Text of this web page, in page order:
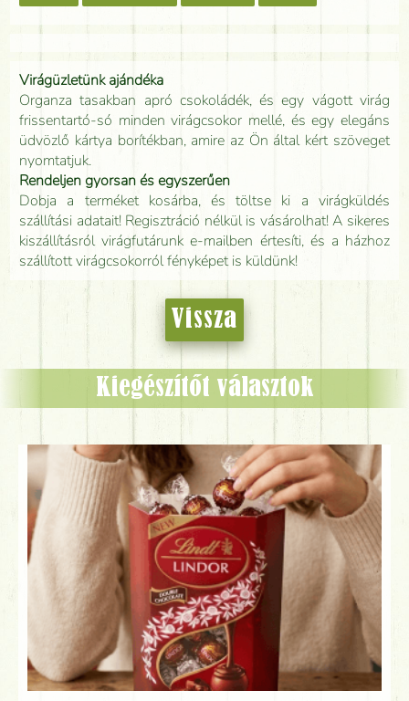
Virágüzletünk ajándéka
Organza tasakban apró csokoládék, és egy vágott virág
frissentartó-só minden virágcsokor mellé, és egy elegáns
üdvözlő kártya borítékban, amire az Ön által kért szöveget
nyomtatjuk.
Rendeljen gyorsan és egyszerűen
Dobja a terméket kosárba, és töltse ki a virágküldés
szállítási adatait! Regisztráció nélkül is vásárolhat! A sikeres
kiszállításról virágfutárunk e-mailben értesíti, és a házhoz
szállított virágcsokorról fényképet is küldünk!
Vissza
Kiegészítőt választok